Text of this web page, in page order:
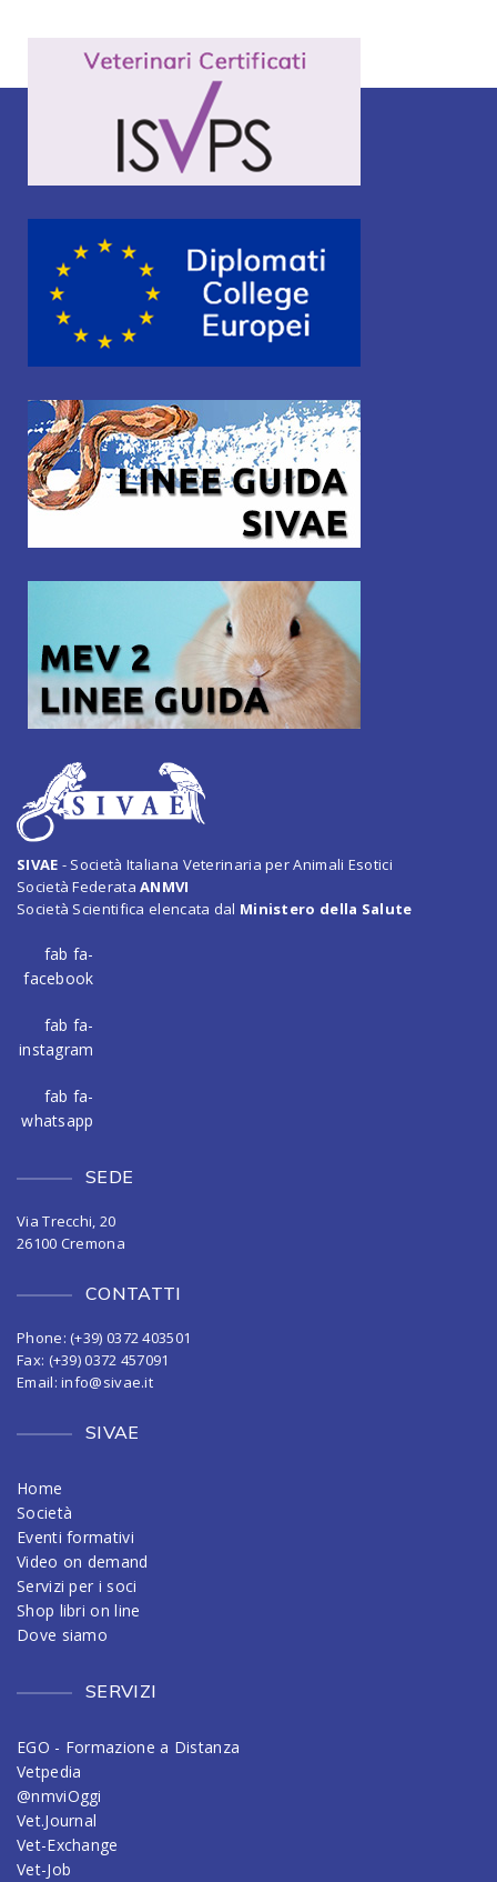
SIVAE - Società Italiana Veterinaria per Animali Esotici
Società FederataANMVI
Società Scientifica elencata dal Ministero della Salute
fab fa-
facebook
fab fa-
instagram
fab fa-
whatsapp
SEDE
Via Trecchi, 20
26100 Cremona
CONTATTI
Phone: (+39) 0372 403501
Fax: (+39) 0372 457091
Email:info@sivae.it
SIVAE
Home
Società
Eventi formativi
Video on demand
Servizi per i soci
Shop libri on line
Dove siamo
SERVIZI
EGO - Formazione a Distanza
Vetpedia
@nmviOggi
Vet.Journal
Vet-Exchange
Vet-Job